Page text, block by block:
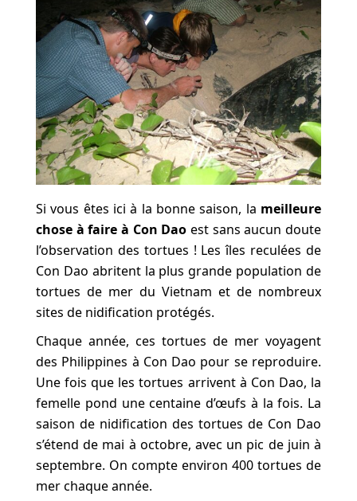
Si vous êtes ici à la bonne saison, la meilleure
chose à faire à Con Dao est sans aucun doute
l’observation des tortues ! Les îles reculées de
Con Dao abritent la plus grande population de
tortues de mer du Vietnam et de nombreux
sites de nidification protégés.
Chaque année, ces tortues de mer voyagent
des Philippines à Con Dao pour se reproduire.
Une fois que les tortues arrivent à Con Dao, la
femelle pond une centaine d’œufs à la fois. La
saison de nidification des tortues de Con Dao
s’étend de mai à octobre, avec un pic de juin à
septembre. On compte environ 400 tortues de
mer chaque année.